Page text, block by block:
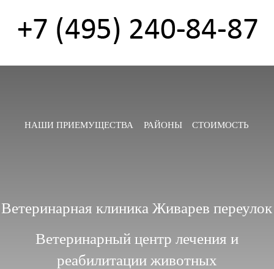
НАШИ ПРИЕМУЩЕСТВА РАЙОНЫ СТОИМОСТЬ
Ветеринарная клиника Живарев переулок
Ветеринарный центр лечения и
реабилитации животных